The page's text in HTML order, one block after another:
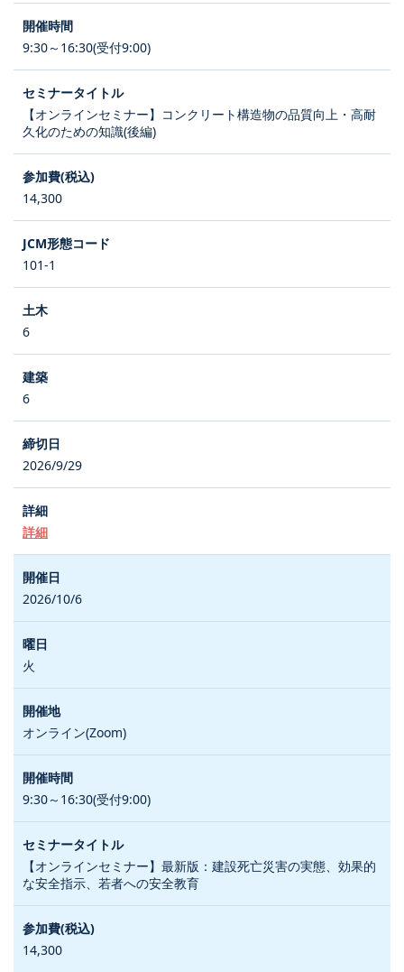
9:30～16:30(受付9:00)
【オンラインセミナー】コンクリート構造物の品質向上・高耐
久化のための知識(後編)
14,300
101-1
6
6
2026/9/29
詳細
2026/10/6
火
オンライン(Zoom)
9:30～16:30(受付9:00)
【オンラインセミナー】最新版：建設死亡災害の実態、効果的
な安全指示、若者への安全教育
14,300